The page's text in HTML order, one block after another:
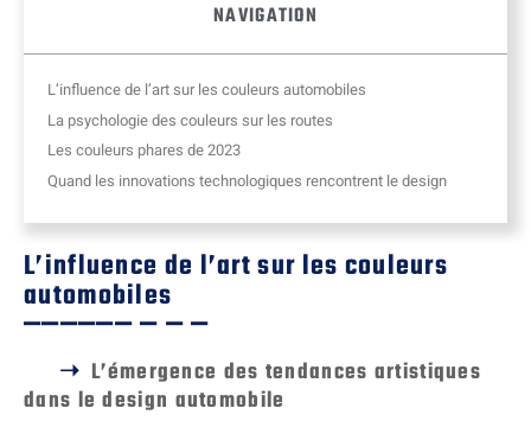
NAVIGATION
L’influence de l’art sur les couleurs automobiles
La psychologie des couleurs sur les routes
Les couleurs phares de 2023
Quand les innovations technologiques rencontrent le design
L’influence de l’art sur les couleurs
automobiles
L’émergence des tendances artistiques
dans le design automobile